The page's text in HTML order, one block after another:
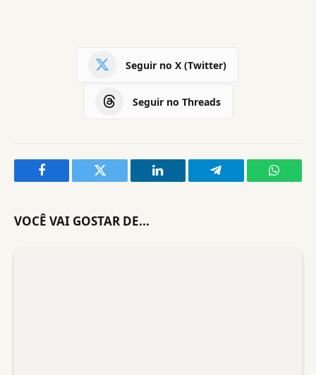
Seguir no X (Twitter)
Seguir no Threads
Facebook Twitter LinkedIn Telegram
VOCÊ VAI GOSTAR DE...